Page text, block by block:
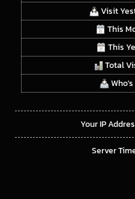
Visit
This
This
Total
Who's
Your IP
Server